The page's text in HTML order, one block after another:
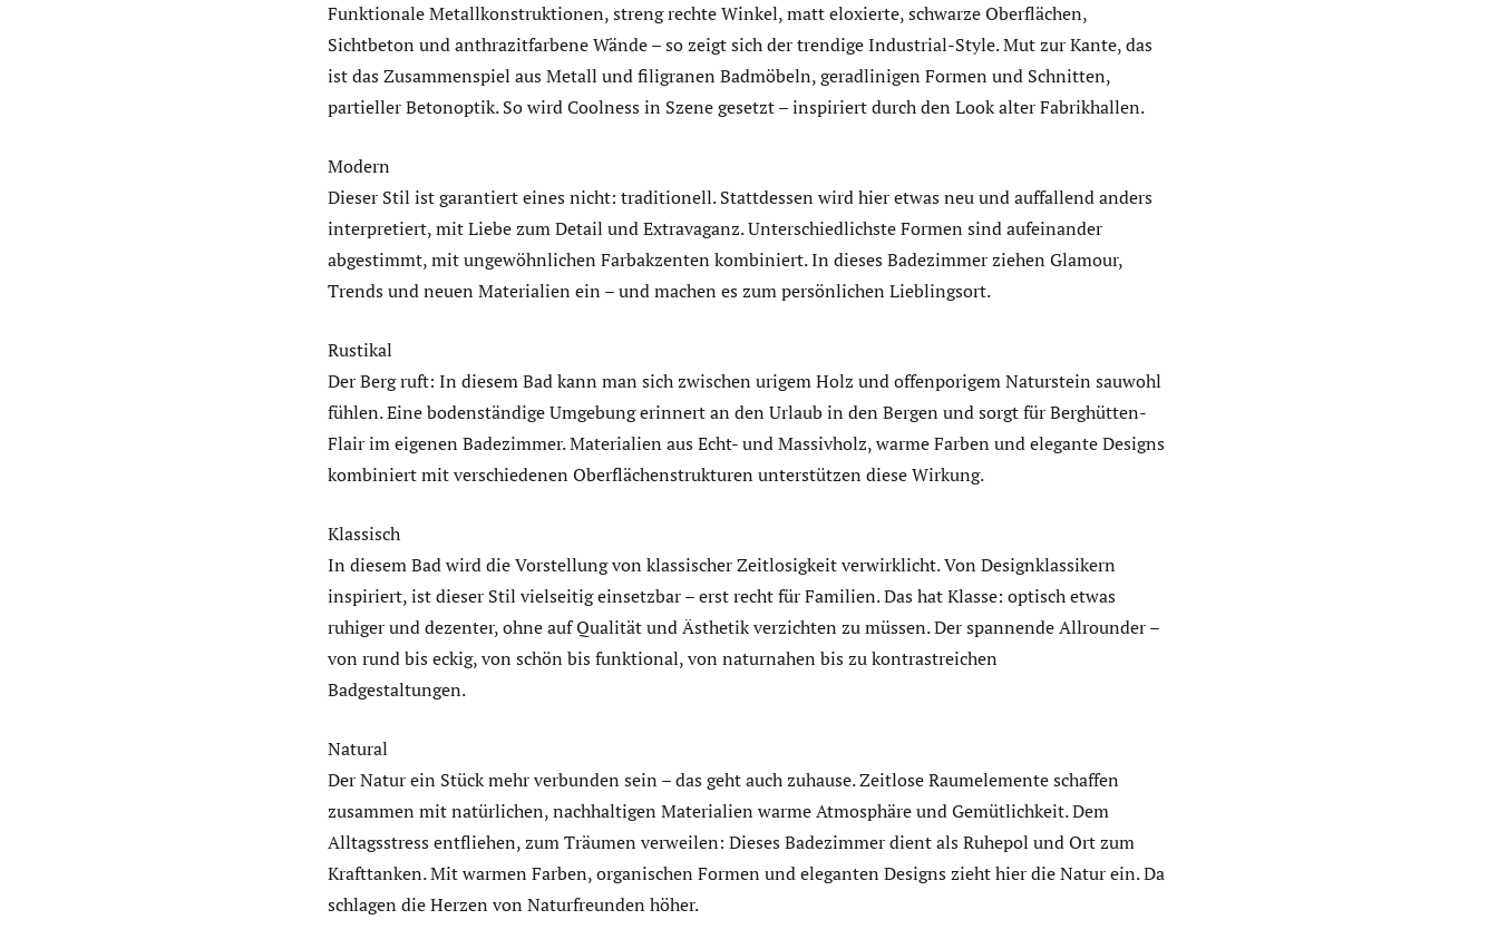
Funktionale Metallkonstruktionen, streng rechte Winkel, matt eloxierte, schwarze Oberflächen,
Sichtbeton und anthrazitfarbene Wände – so zeigt sich der trendige Industrial-Style. Mut zur Kante, das
ist das Zusammenspiel aus Metall und filigranen Badmöbeln, geradlinigen Formen und Schnitten,
partieller Betonoptik. So wird Coolness in Szene gesetzt – inspiriert durch den Look alter Fabrikhallen.
Modern
Dieser Stil ist garantiert eines nicht: traditionell. Stattdessen wird hier etwas neu und auffallend anders
interpretiert, mit Liebe zum Detail und Extravaganz. Unterschiedlichste Formen sind aufeinander
abgestimmt, mit ungewöhnlichen Farbakzenten kombiniert. In dieses Badezimmer ziehen Glamour,
Trends und neuen Materialien ein – und machen es zum persönlichen Lieblingsort.
Rustikal
Der Berg ruft: In diesem Bad kann man sich zwischen urigem Holz und offenporigem Naturstein sauwohl
fühlen. Eine bodenständige Umgebung erinnert an den Urlaub in den Bergen und sorgt für Berghütten-
Flair im eigenen Badezimmer. Materialien aus Echt- und Massivholz, warme Farben und elegante Designs
kombiniert mit verschiedenen Oberflächenstrukturen unterstützen diese Wirkung.
Klassisch
In diesem Bad wird die Vorstellung von klassischer Zeitlosigkeit verwirklicht. Von Designklassikern
inspiriert, ist dieser Stil vielseitig einsetzbar – erst recht für Familien. Das hat Klasse: optisch etwas
ruhiger und dezenter, ohne auf Qualität und Ästhetik verzichten zu müssen. Der spannende Allrounder –
von rund bis eckig, von schön bis funktional, von naturnahen bis zu kontrastreichen
Badgestaltungen.
Natural
Der Natur ein Stück mehr verbunden sein – das geht auch zuhause. Zeitlose Raumelemente schaffen
zusammen mit natürlichen, nachhaltigen Materialien warme Atmosphäre und Gemütlichkeit. Dem
Alltagsstress entfliehen, zum Träumen verweilen: Dieses Badezimmer dient als Ruhepol und Ort zum
Krafttanken. Mit warmen Farben, organischen Formen und eleganten Designs zieht hier die Natur ein. Da
schlagen die Herzen von Naturfreunden höher.